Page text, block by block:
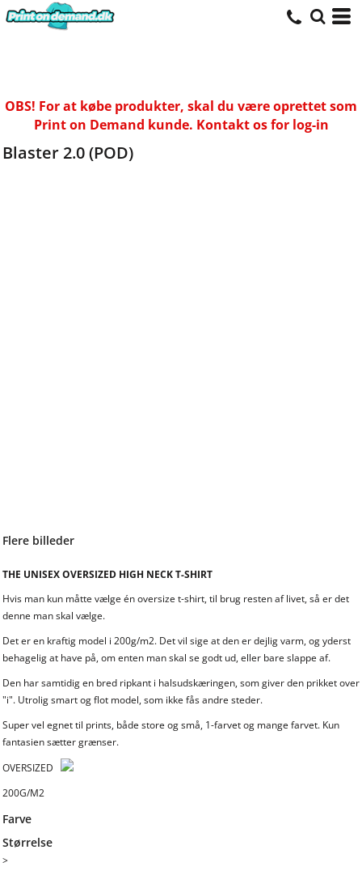
OBS! For at købe produkter, skal du være oprettet som
Print on Demand kunde. Kontakt os for log-in
Blaster 2.0 (POD)
Flere billeder
THE UNISEX OVERSIZED HIGH NECK T-SHIRT
Hvis man kun måtte vælge én oversize t-shirt, til brug resten af livet, så er det
denne man skal vælge.
Det er en kraftig model i 200g/m2. Det vil sige at den er dejlig varm, og yderst
behagelig at have på, om enten man skal se godt ud, eller bare slappe af.
Den har samtidig en bred ripkant i halsudskæringen, som giver den prikket over
"i". Utrolig smart og flot model, som ikke fås andre steder.
Super vel egnet til prints, både store og små, 1-farvet og mange farvet. Kun
fantasien sætter grænser.
OVERSIZED
200G/M2
Farve
Størrelse
>